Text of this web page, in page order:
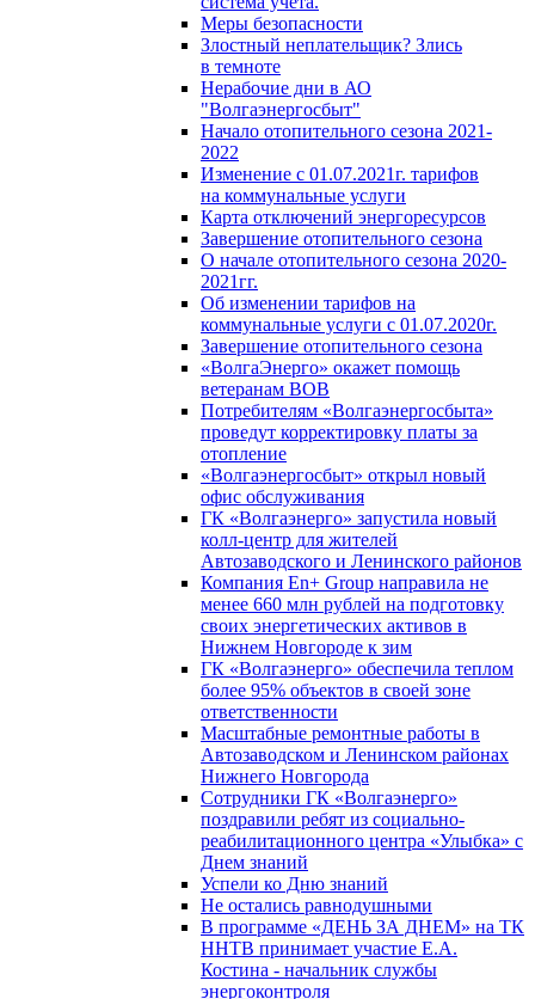
Меры безопасности
Злостный неплательщик? Злись
в темноте
Нерабочие дни в АО
"Волгаэнергосбыт"
Начало отопительного сезона 2021-
2022
Изменение с 01.07.2021г. тарифов
на коммунальные услуги
Карта отключений энергоресурсов
Завершение отопительного сезона
О начале отопительного сезона 2020-
2021гг.
Об изменении тарифов на
коммунальные услуги с 01.07.2020г.
Завершение отопительного сезона
«ВолгаЭнерго» окажет помощь
ветеранам ВОВ
Потребителям «Волгаэнергосбыта»
проведут корректировку платы за
отопление
«Волгаэнергосбыт» открыл новый
офис обслуживания
ГК «Волгаэнерго» запустила новый
колл-центр для жителей
Автозаводского и Ленинского районов
Компания En+ Group направила не
менее 660 млн рублей на подготовку
своих энергетических активов в
Нижнем Новгороде к зим
ГК «Волгаэнерго» обеспечила теплом
более 95% объектов в своей зоне
ответственности
Масштабные ремонтные работы в
Автозаводском и Ленинском районах
Нижнего Новгорода
Сотрудники ГК «Волгаэнерго»
поздравили ребят из социально-
реабилитационного центра «Улыбка» с
Днем знаний
Успели ко Дню знаний
Не остались равнодушными
В программе «ДЕНЬ ЗА ДНЕМ» на ТК
ННТВ принимает участие Е.А.
Костина - начальник службы
энергоконтроля